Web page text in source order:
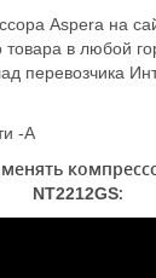
Aspera на
товара в любой
перевозчика
-А
NT2212GS: